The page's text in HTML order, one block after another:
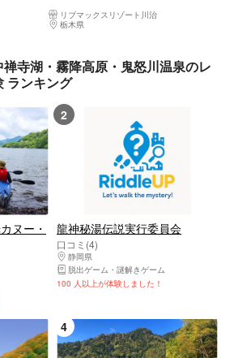
日光・中禅寺湖・今市
ル）リブマックスリゾート川治
栃木県
寺湖・霧降高原・鬼怒川温泉のレ
ランキング
ヌー・
禅寺湖・霧降高原・鬼怒川温泉
2
龍神秘湯伝説実行委員会
口コミ(4)
静岡県
脱出ゲーム・謎解きゲーム
100 人以上が体験しました！
4